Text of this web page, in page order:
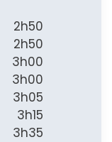
2h50
2h50
3h00
3h00
3h05
3h15
3h35